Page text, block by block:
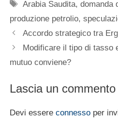
Tag
Arabia Saudita,domanda
produzione petrolio,
Accordo strategico tra
Modificare il tipo di tasso
mutuo conviene?
Lascia un commento
Devi essere connesso per